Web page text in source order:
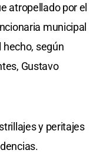
atropellado por el
municipal
hecho, según
Gustavo
y peritajes